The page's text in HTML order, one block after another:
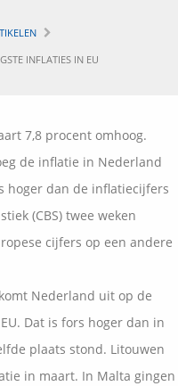
partners
INFLATIES IN EU
7,8 procent omhoog.
de inflatie in Nederland
hoger dan de inflatiecijfers
(CBS) twee weken
cijfers op een andere
Nederland uit op de
Dat is fors hoger dan in
plaats stond. Litouwen
in maart. In Malta gingen